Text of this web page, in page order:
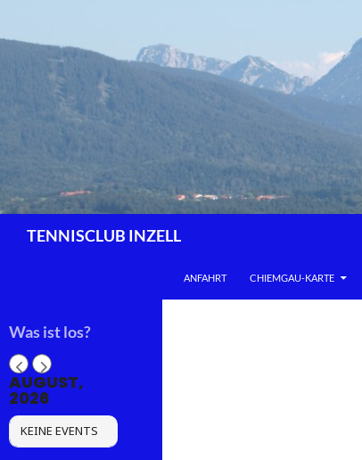
springen
TENNISCLUB INZELL
ANFAHRT CHIEMGAU-KARTE
Was ist los?
AUGUST,
2026
KEINE EVENTS